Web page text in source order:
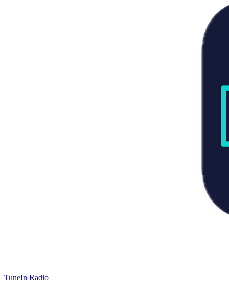
TuneIn Radio